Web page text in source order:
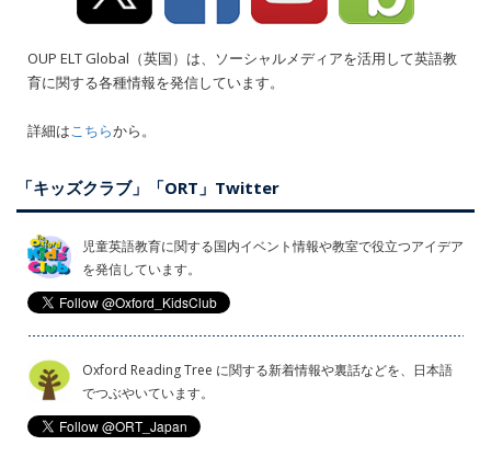
OUP ELT Global（英国）は、ソーシャルメディアを活用して英語教
育に関する各種情報を発信しています。
詳細はこちらから。
「キッズクラブ」「ORT」Twitter
児童英語教育に関する国内イベント情報や教室で役立つアイデア
を発信しています。
Oxford Reading Tree に関する新着情報や裏話などを、日本語
でつぶやいています。